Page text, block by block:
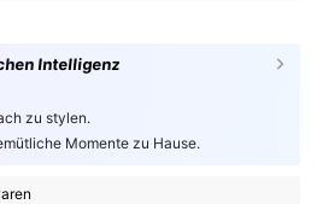
Intelligenz
zu stylen.
Momente zu Hause.